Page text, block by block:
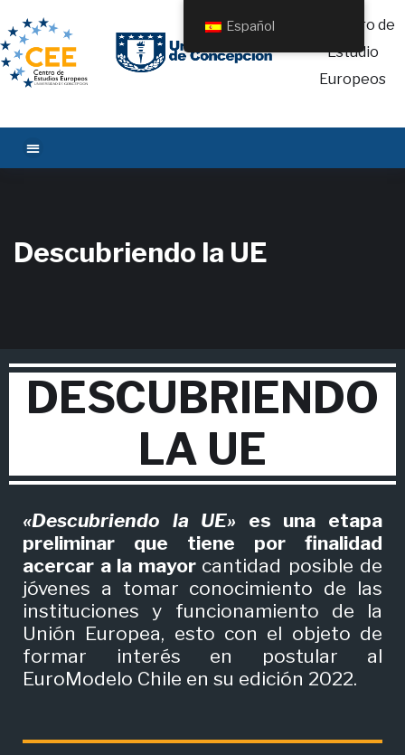
Descubriendo la UE
DESCUBRIENDO
LA UE
«Descubriendo la UE» es una etapa
preliminar que tiene por finalidad
acercar a la mayor cantidad posible de
jóvenes a tomar conocimiento de las
instituciones y funcionamiento de la
Unión Europea, esto con el objeto de
formar interés en postular al
EuroModelo Chile en su edición 2022.
Español